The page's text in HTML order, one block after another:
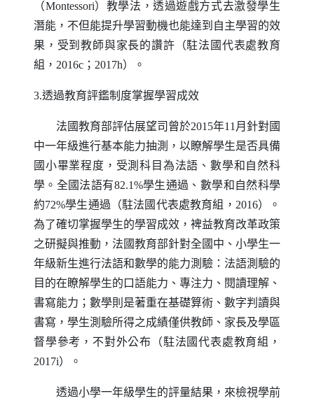
（Montessori）教學法，透過遊戲方式去激發學生
潛能，不但能提升學習動機也能達到自主學習的效
果，受到教師與家長的讚許（駐法國代表處教育
組，2016c；2017h）。
3.透過教育評鑑制度掌握學習成效
法國教育部評估展望司曾於2015年11月針對國
中一年級進行基本能力抽測，以瞭解學生是否具備
國小畢業程度，受測科目為法語、數學和自然科
學。全國法語有82.1%學生通過、數學和自然科學
約72%學生通過（駐法國代表處教育組，2016）。
為了確切掌握學生的學習成效，裨益教育改革政策
之研擬與推動，法國教育部針對全國中、小學生一
年級新生進行法語和數學的能力測驗：法語測驗的
目的在瞭解學生的口語能力、專注力、閱讀理解、
書寫能力；數學則是著重在基礎算術、數字判讀與
書寫，學生測驗所得之成績僅供教師、家長及學區
督學參考，不對外公布（駐法國代表處教育組，
2017i）。
透過小學一年級學生的評量結果，來檢視學前